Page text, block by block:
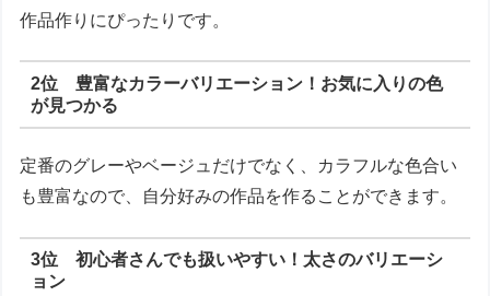
作品作りにぴったりです。
2位 豊富なカラーバリエーション！お気に入りの色
が見つかる
定番のグレーやベージュだけでなく、カラフルな色合い
も豊富なので、自分好みの作品を作ることができます。
3位 初心者さんでも扱いやすい！太さのバリエーシ
ョン